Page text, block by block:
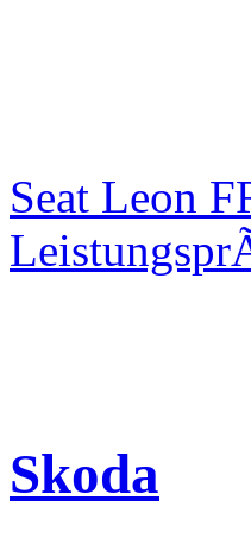
Seat Leon
Skoda